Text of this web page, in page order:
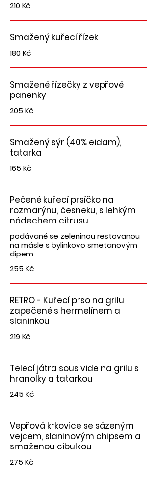
210 Kč
Smažený kuřecí řízek
180 Kč
Smažené řízečky z vepřové
panenky
205 Kč
Smažený sýr (40% eidam),
tatarka
165 Kč
Pečené kuřecí prsíčko na
rozmarýnu, česneku, s lehkým
nádechem citrusu
podávané se zeleninou restovanou
na másle s bylinkovo smetanovým
dipem
255 Kč
RETRO - Kuřecí prso na grilu
zapečené s hermelínem a
slaninkou
219 Kč
Telecí játra sous vide na grilu s
hranolky a tatarkou
245 Kč
Vepřová krkovice se sázeným
vejcem, slaninovým chipsem a
smaženou cibulkou
275 Kč